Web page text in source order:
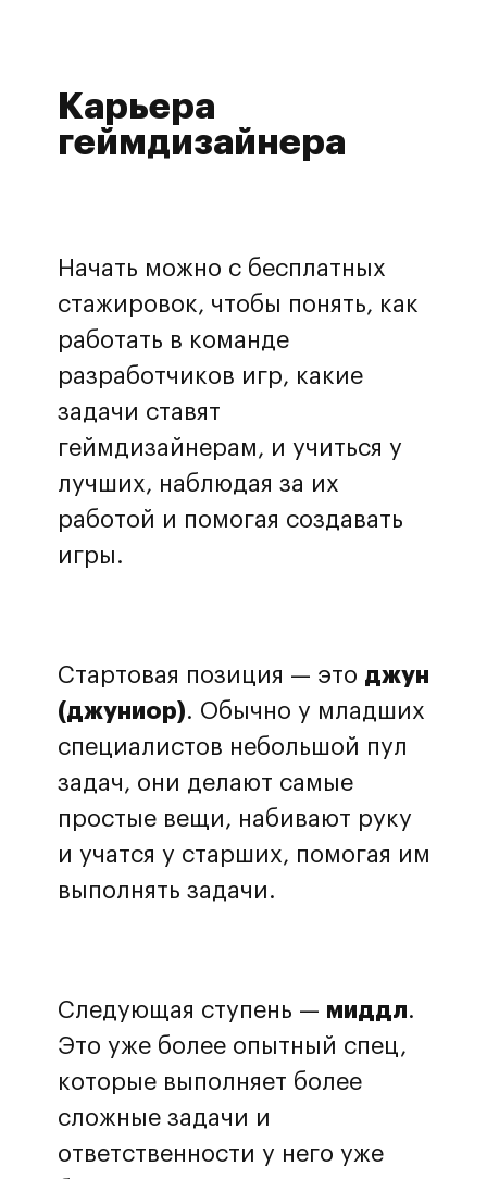
Карьера
геймдизайнера
Начать можно с бесплатных
стажировок, чтобы понять, как
работать в команде
разработчиков игр, какие
задачи ставят
геймдизайнерам, и учиться у
лучших, наблюдая за их
работой и помогая создавать
игры.
Стартовая позиция — это джун
(джуниор). Обычно у младших
специалистов небольшой пул
задач, они делают самые
простые вещи, набивают руку
и учатся у старших, помогая им
выполнять задачи.
Следующая ступень — миддл.
Это уже более опытный спец,
которые выполняет более
сложные задачи и
ответственности у него уже